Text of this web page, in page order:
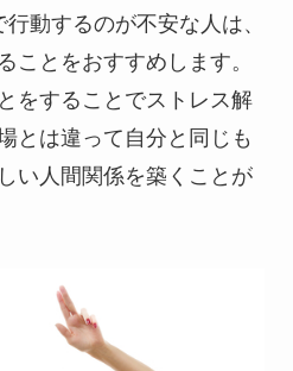
動するのが不安な人は、
ことをおすすめします。
をすることでストレス解
とは違って自分と同じも
い人間関係を築くことが